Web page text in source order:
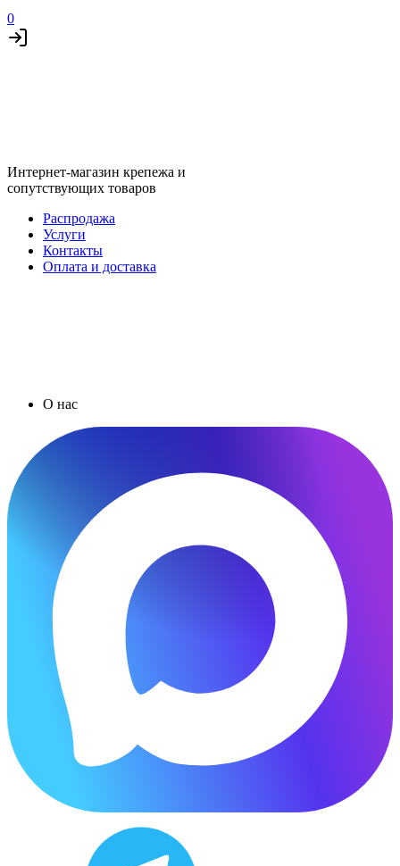
0
Интернет-магазин крепежа и
сопутствующих товаров
Распродажа
Услуги
Контакты
Оплата и доставка
О нас